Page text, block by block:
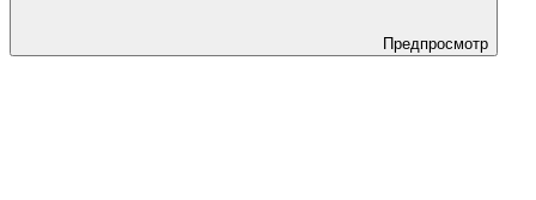
Предпросмотр